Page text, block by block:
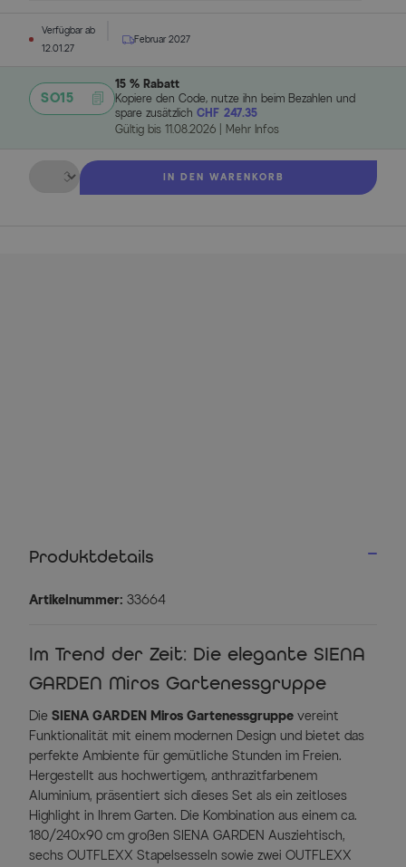
Verfügbar ab
12.01.27
Februar 2027
SO15
15 % Rabatt
Kopiere den Code, nutze ihn beim Bezahlen und
spare zusätzlich CHF 247.35
Gültig bis 11.08.2026 Mehr Infos
Menge
IN DEN WARENKORB
Produktdetails
Artikelnummer: 33664
Im Trend der Zeit: Die elegante SIENA
GARDEN Miros Gartenessgruppe
Die SIENA GARDEN Miros Gartenessgruppe vereint
Funktionalität mit einem modernen Design und bietet das
perfekte Ambiente für gemütliche Stunden im Freien.
Hergestellt aus hochwertigem, anthrazitfarbenem
Aluminium, präsentiert sich dieses Set als ein zeitloses
Highlight in Ihrem Garten. Die Kombination aus einem ca.
180/240x90 cm großen SIENA GARDEN Ausziehtisch,
sechs OUTFLEXX Stapelsesseln sowie zwei OUTFLEXX